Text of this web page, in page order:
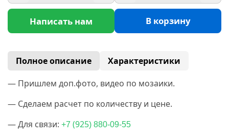
Написать нам В корзину
Полное описание
Характеристики
— Пришлем доп.фото, видео по мозаики.
— Сделаем расчет по количеству и цене.
— Для связи: +7 (925) 880-09-55